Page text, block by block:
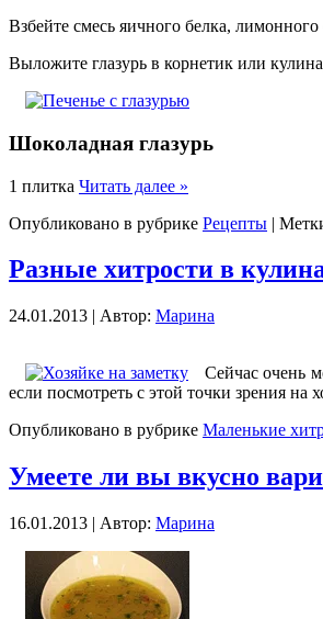
Взбейте смесь яичного белка,
Выложите глазурь в корнетик или
Шоколадная глазурь
1 плитка Читать далее »
Опубликовано в рубрике Рецепты |
Разные хитрости в
24.01.2013 | Автор: Марина
Сейчас очень
если посмотреть с этой точки зрения на
Опубликовано в рубрике Маленькие
Умеете ли вы вкусно
16.01.2013 | Автор: Марина